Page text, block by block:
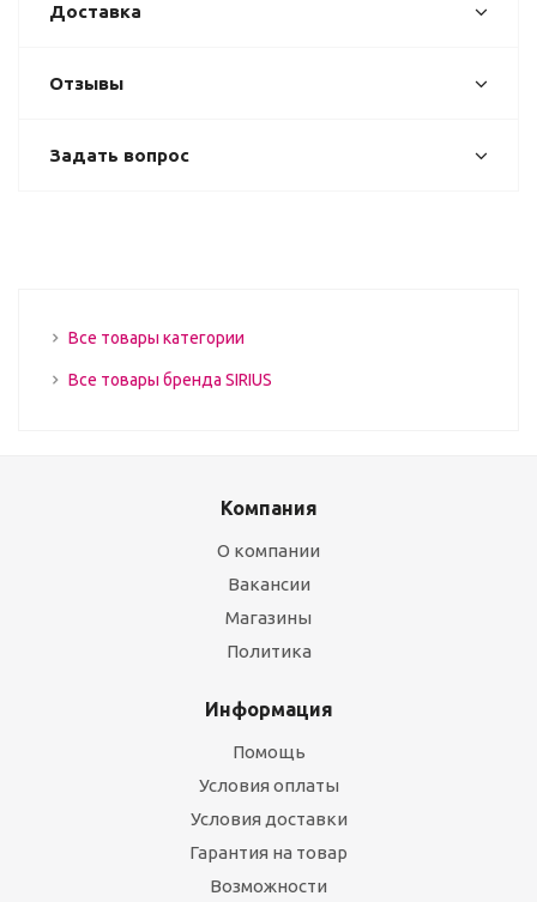
Доставка
Отзывы
Задать вопрос
Все товары категории
Все товары бренда SIRIUS
Компания
О компании
Вакансии
Магазины
Политика
Информация
Помощь
Условия оплаты
Условия доставки
Гарантия на товар
Возможности